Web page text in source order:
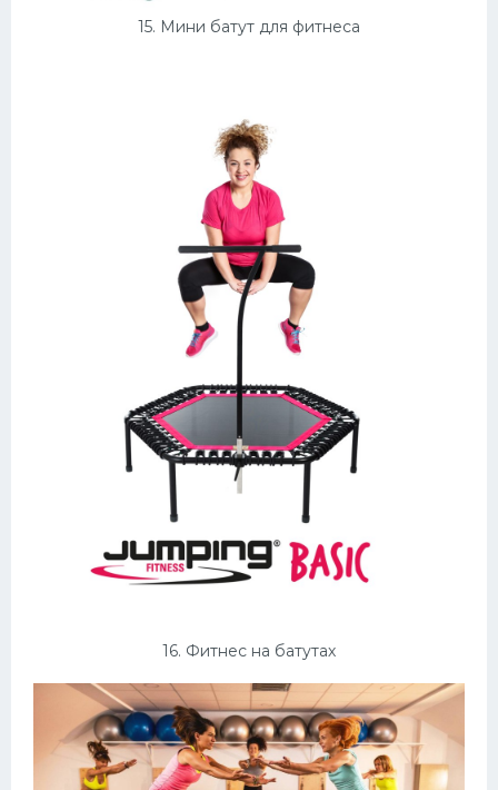
15. Мини батут для фитнеса
16. Фитнес на батутах